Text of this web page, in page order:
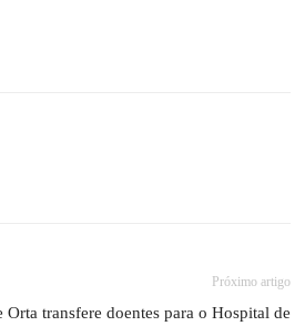
Próximo artigo
Orta transfere doentes para o Hospital de